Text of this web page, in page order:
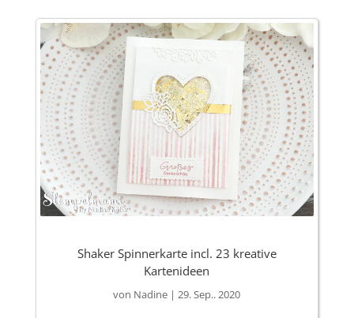
Shaker Spinnerkarte incl. 23 kreative
Kartenideen
von Nadine |29. Sep.. 2020